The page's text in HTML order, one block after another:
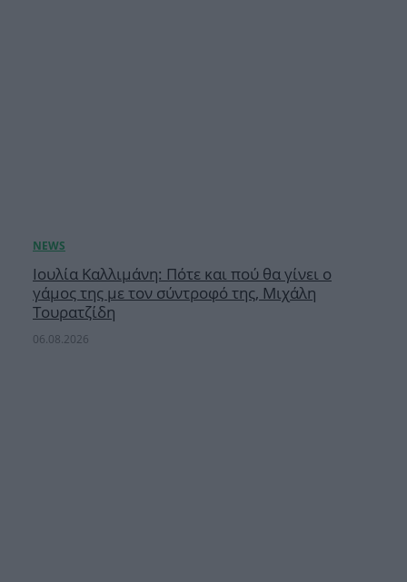
Ιουλία Καλλιμάνη: Πότε και πού θα γίνει ο
γάμος της με τον σύντροφό της, Μιχάλη
Τουρατζίδη
06.08.2026